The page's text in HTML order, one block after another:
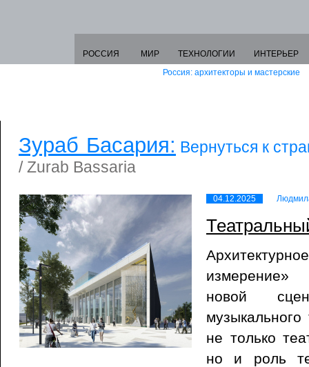
РОССИЯ МИР ТЕХНОЛОГИИ
ИНТЕРЬЕР
Россия: архитекторы и мастерские
Зураб Басария: Вернуться к
/ Zurab Bassaria
04.12.2025
измерение»
новой
не только
но и роль